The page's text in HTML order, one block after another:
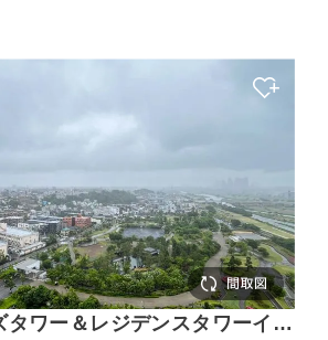
タワー＆レジデンスタワーイー